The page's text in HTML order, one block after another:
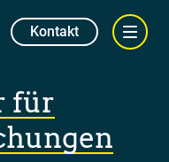
Kontakt
für